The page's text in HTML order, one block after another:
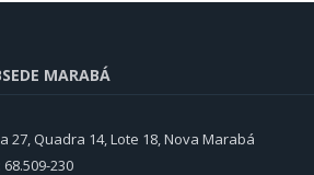
MARABÁ
27, Quadra 14, Lote 18, Nova Marabá
68.509-230